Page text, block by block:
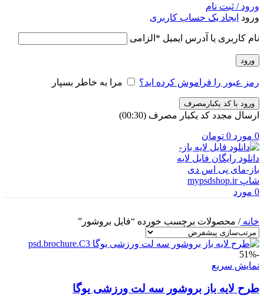
ورود / ثبت نام
ورود ایجاد یک حساب کاربری
نام کاربری یا آدرس ایمیل * الزامی
ورود
رمز عبور را فراموش کرده اید؟ مرا به خاطر بسپار
ورود با کد یکبارمصرف
ارسال مجدد کد یکبار مصرف (00:
30
)
0 مورد 0 تومان
0 مورد
خانه/ محصولات برچسب خورده “فایل بروشور”
-51%
نمایش سریع
طرح لايه باز بروشور سه لت ورزشی یوگا